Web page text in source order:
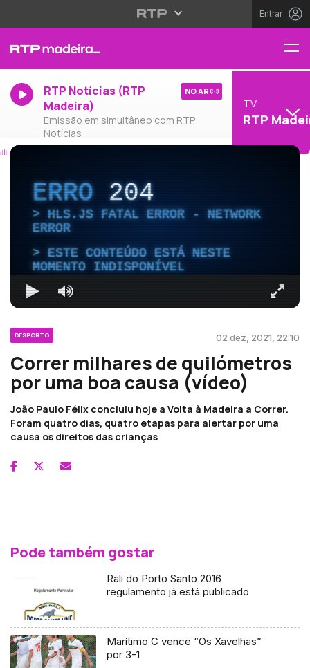
Entrar
RTP Notícias (RTP
Madeira)
Emissão em simultâneo com RTP
Notícias
NO AR
TV
RTP
ERRO204
HLS.JS FATAL ERROR - NETWORK
ERROR
ESTE CONTEÚDO ESTÁ NESTE
MOMENTO INDISPONÍVEL
DESPORTO 02 dez, 2021, 22:10
Correr milhares de quilómetros
por uma boa causa (vídeo)
João Paulo Félix concluiu hoje a Volta à Madeira a Correr.
Foram quatro dias, quatro etapas para alertar por uma
causa os direitos das crianças
Pode também gostar
Rali do Porto Santo 2016
regulamento já está publicado
Marítimo C vence “Os Xavelhas”
por 3-1